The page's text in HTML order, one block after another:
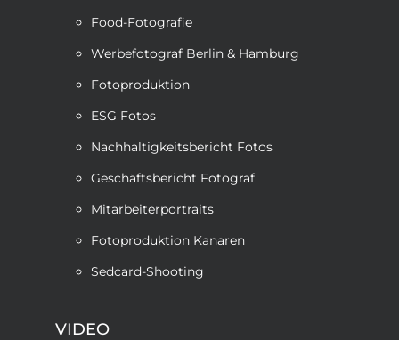
Food-Fotografie
Werbefotograf Berlin & Hamburg
Fotoproduktion
ESG Fotos
Nachhaltigkeitsbericht Fotos
Geschäftsbericht Fotograf
Mitarbeiterportraits
Fotoproduktion Kanaren
Sedcard-Shooting
VIDEO